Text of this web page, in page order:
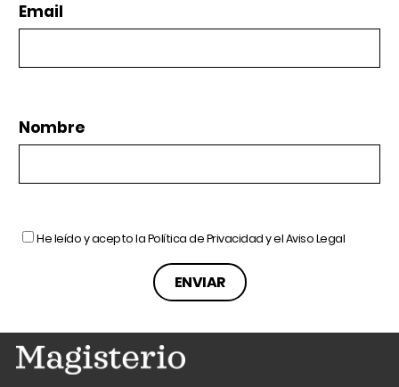
Email
Nombre
He leído y acepto laPolítica de Privacidady elAviso Legal